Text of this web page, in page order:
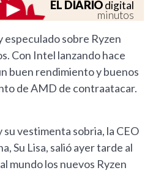
EL DIARIOdigital
minutos
especulado sobre Ryzen
Con Intel lanzando hace
buen rendimiento y buenos
de AMD de contraatacar.
su vestimenta sobria, la CEO
Su Lisa, salió ayer tarde al
mundo los nuevos Ryzen